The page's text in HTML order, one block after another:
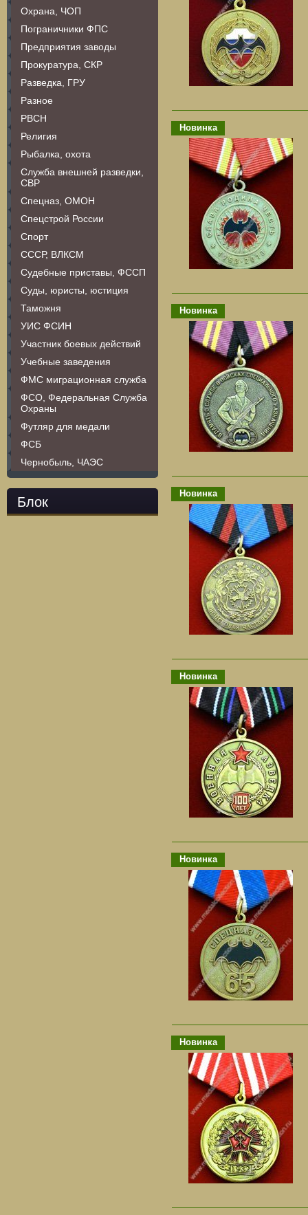
Охрана, ЧОП
Пограничники ФПС
Предприятия заводы
Прокуратура, СКР
Разведка, ГРУ
Разное
РВСН
Религия
Рыбалка, охота
Служба внешней разведки,
СВР
Спецназ, ОМОН
Спецстрой России
Спорт
СССР, ВЛКСМ
Судебные приставы, ФССП
Суды, юристы, юстиция
Таможня
УИС ФСИН
Участник боевых действий
Учебные заведения
ФМС миграционная служба
ФСО, Федеральная Служба
Охраны
Футляр для медали
ФСБ
Чернобыль, ЧАЭС
Блок
Новинка
Новинка
Новинка
Новинка
Новинка
Новинка